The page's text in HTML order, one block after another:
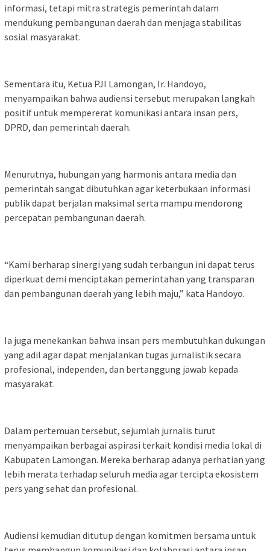
informasi, tetapi mitra strategis pemerintah dalam
mendukung pembangunan daerah dan menjaga stabilitas
sosial masyarakat.
Sementara itu, Ketua PJI Lamongan, Ir. Handoyo,
menyampaikan bahwa audiensi tersebut merupakan langkah
positif untuk mempererat komunikasi antara insan pers,
DPRD, dan pemerintah daerah.
Menurutnya, hubungan yang harmonis antara media dan
pemerintah sangat dibutuhkan agar keterbukaan informasi
publik dapat berjalan maksimal serta mampu mendorong
percepatan pembangunan daerah.
“Kami berharap sinergi yang sudah terbangun ini dapat terus
diperkuat demi menciptakan pemerintahan yang transparan
dan pembangunan daerah yang lebih maju,” kata Handoyo.
Ia juga menekankan bahwa insan pers membutuhkan dukungan
yang adil agar dapat menjalankan tugas jurnalistik secara
profesional, independen, dan bertanggung jawab kepada
masyarakat.
Dalam pertemuan tersebut, sejumlah jurnalis turut
menyampaikan berbagai aspirasi terkait kondisi media lokal di
Kabupaten Lamongan. Mereka berharap adanya perhatian yang
lebih merata terhadap seluruh media agar tercipta ekosistem
pers yang sehat dan profesional.
Audiensi kemudian ditutup dengan komitmen bersama untuk